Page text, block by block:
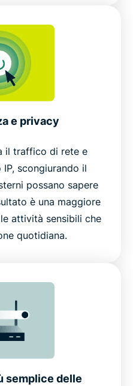
e privacy
il traffico di rete e
scongiurando il
possano sapere
è una maggiore
attività sensibili che
quotidiana.
semplice delle